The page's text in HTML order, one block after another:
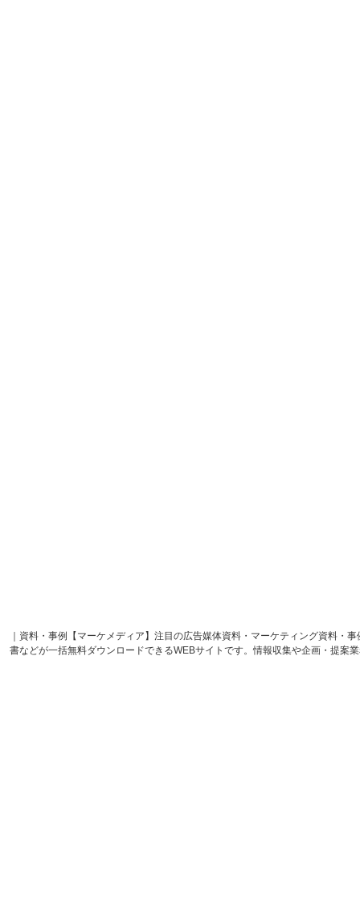
｜資料・事例【マーケメディア】注目の広告媒体資料・マーケティング資料・
書などが一括無料ダウンロードできるWEBサイトです。情報収集や企画・提案